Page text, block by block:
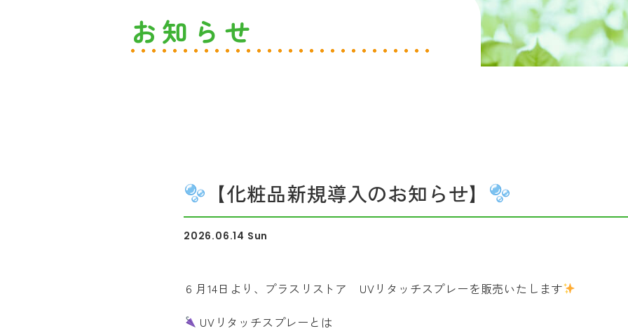
お知らせ
【化粧品新規導入のお知らせ】
2026.06.14 Sun
６月14日より、プラスリストア UVリタッチスプレーを販売いたします
UVリタッチスプレーとは